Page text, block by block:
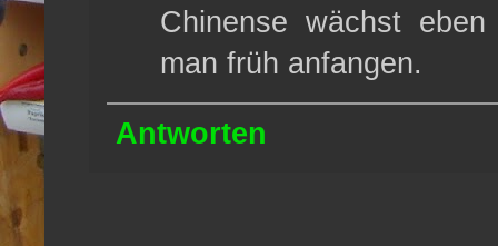
Chinense wächst
man früh anfangen.
Antworten